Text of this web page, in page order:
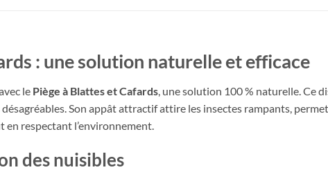
: une solution naturelle et efficace
le Piège à Blattes et Cafards, une solution 100 % naturelle. Ce
Son appât attractif attire les insectes rampants,
en respectant l’environnement.
des nuisibles